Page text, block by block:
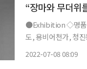
“장마와 무더위
●Exhibition ◇명품도시 한양 보물 100선 일정 8월 7일까지 장소 서울역사박물관 대동여지
도, 용비어천가, 청진
2022-07-08 08:09